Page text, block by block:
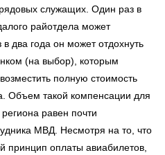
служащих. Один раз в
райотдела может
два года он может отдохнуть
(на выбор), которым
полную стоимость
Объем такой компенсации для
равен почти
МВД. Несмотря на то, что
принцип оплаты авиабилетов,